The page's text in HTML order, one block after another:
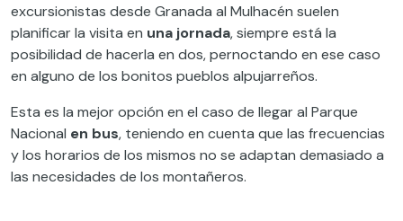
excursionistas desde Granada al Mulhacén suelen
planificar la visita en una jornada, siempre está la
posibilidad de hacerla en dos, pernoctando en ese caso
en alguno de los bonitos pueblos alpujarreños.
Esta es la mejor opción en el caso de llegar al Parque
Nacional en bus, teniendo en cuenta que las frecuencias
y los horarios de los mismos no se adaptan demasiado a
las necesidades de los montañeros.